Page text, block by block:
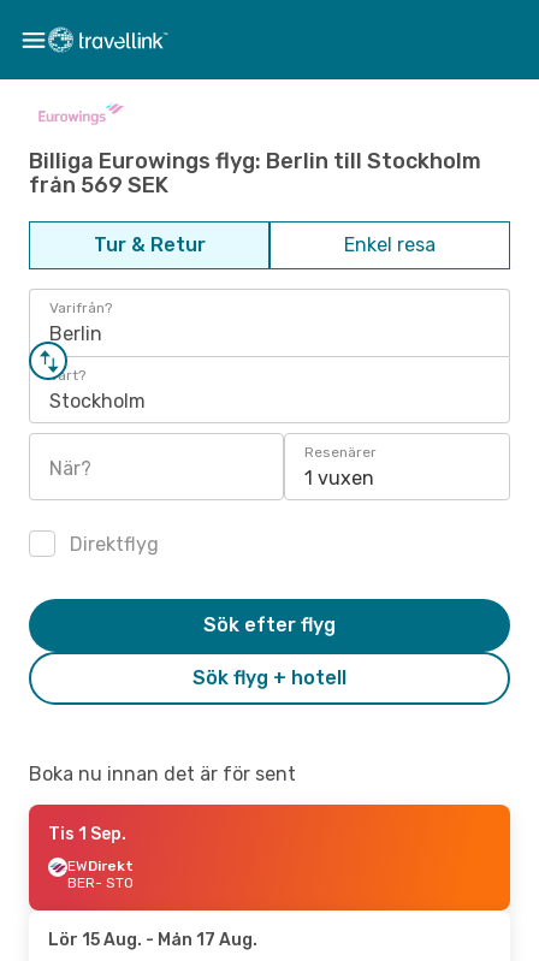
Billiga Eurowings flyg: Berlin till Stockholm
från 569 SEK
Tur & Retur Enkel resa
Varifrån?
Berlin
Vart?
Stockholm
När?
Resenärer
1 vuxen
Direktflyg
Sök flyg + hotell
Sök efter flyg
Boka nu innan det är för sent
Tis 1 Sep.
EWDirekt
BER- STO
Lör 15 Aug. - Mån 17 Aug.